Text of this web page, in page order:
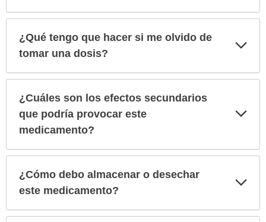
¿Qué tengo que hacer si me olvido de
tomar una dosis?
¿Cuáles son los efectos secundarios
que podría provocar este
medicamento?
¿Cómo debo almacenar o desechar
este medicamento?